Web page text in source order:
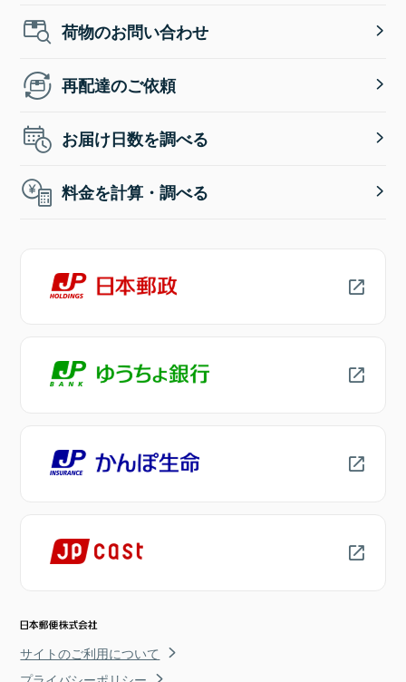
荷物のお問い合わせ
再配達のご依頼
お届け日数を調べる
料金を計算・調べる
サイトのご利用について